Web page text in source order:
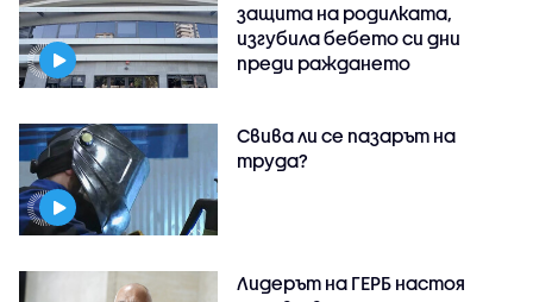
защита на родилката,
изгубила бебето си дни
преди раждането
Свива ли се пазарът на
труда?
Лидерът на ГЕРБ настоя